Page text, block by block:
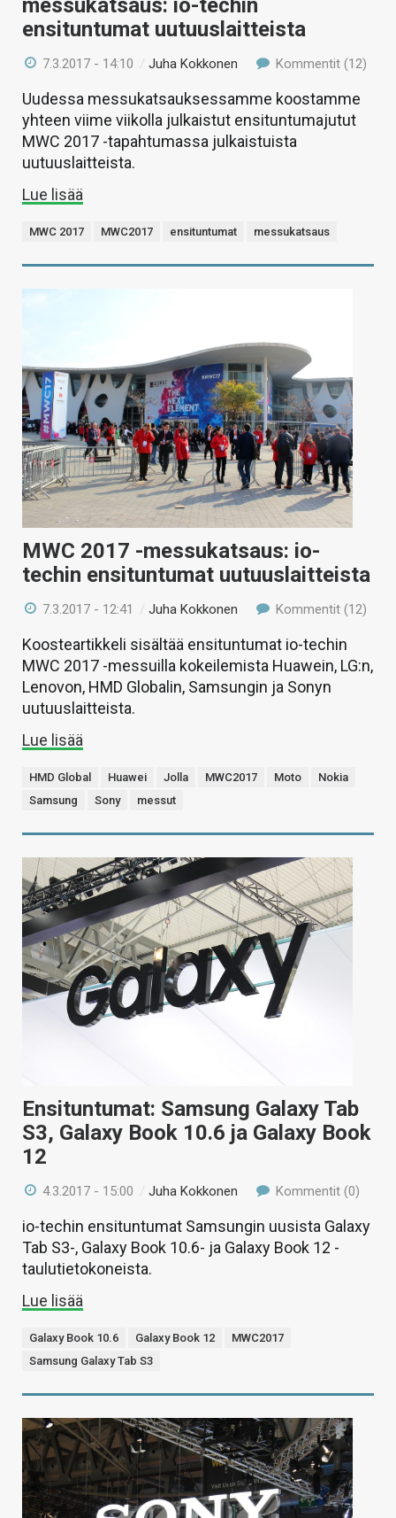
messukatsaus: io-techin
ensituntumat uutuuslaitteista
7.3.2017 - 14:10 /Juha Kokkonen Kommentit (12)
Uudessa messukatsauksessamme koostamme
yhteen viime viikolla julkaistut ensituntumajutut
MWC 2017 -tapahtumassa julkaistuista
uutuuslaitteista.
Lue lisää
MWC 2017 MWC2017 ensituntumat messukatsaus
MWC 2017 -messukatsaus: io-
techin ensituntumat uutuuslaitteista
7.3.2017 - 12:41 /Juha Kokkonen Kommentit (12)
Koosteartikkeli sisältää ensituntumat io-techin
MWC 2017 -messuilla kokeilemista Huawein, LG:n,
Lenovon, HMD Globalin, Samsungin ja Sonyn
uutuuslaitteista.
Lue lisää
HMD Global Huawei Jolla MWC2017 Moto
Nokia
Samsung
Sony messut
Ensituntumat: Samsung Galaxy Tab
S3, Galaxy Book 10.6 ja Galaxy Book
12
4.3.2017 - 15:00 /Juha Kokkonen Kommentit (0)
io-techin ensituntumat Samsungin uusista Galaxy
Tab S3-, Galaxy Book 10.6- ja Galaxy Book 12 -
taulutietokoneista.
Lue lisää
Galaxy Book 10.6 Galaxy Book 12
MWC2017
Samsung Galaxy Tab S3